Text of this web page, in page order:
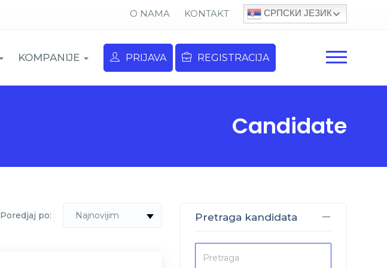
O NAMA KONTAKT СРПСКИ ЈЕЗИК
KOMPANIJE PRIJAVA REGISTRACIJA
Candidate
Poredjaj po: Najnovijim Pretraga kandidata